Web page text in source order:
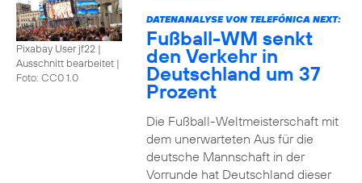
Pixabay User jf22 |
Ausschnitt bearbeitet |
Foto: CC0 1.0
DATENANALYSE VON TELEFÓNICA NEXT:
Fußball-WM senkt
den Verkehr in
Deutschland um 37
Prozent
Die Fußball-Weltmeisterschaft mit
dem unerwarteten Aus für die
deutsche Mannschaft in der
Vorrunde hat Deutschland dieser